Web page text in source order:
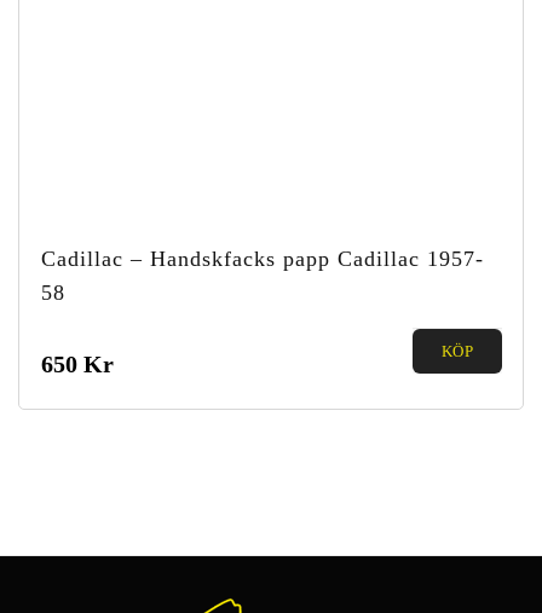
Cadillac – Handskfacks papp Cadillac 1957-
58
0.00
5
650 Kr KÖP